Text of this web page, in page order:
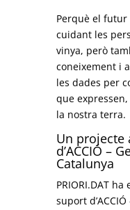
Perquè el
cuidant les
vinya, però
coneixement i
les dades per
que expressen,
la nostra terra.
Un projecte
d’ACCIÓ –
Catalunya
PRIORI.DAT
suport